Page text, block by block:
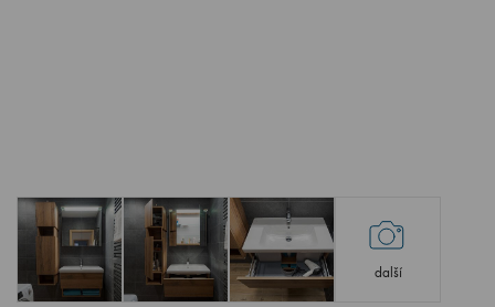
další